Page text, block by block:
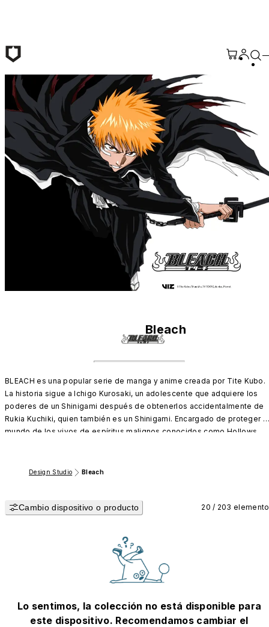
Bleach
BLEACH es una popular serie de manga y anime creada por Tite Kubo.
La historia sigue a Ichigo Kurosaki, un adolescente que adquiere los
poderes de un Shinigami después de obtenerlos accidentalmente de
Rukia Kuchiki, quien también es un Shinigami. Encargado de proteger
mundo de los vivos de espíritus malignos conocidos como Hollows,
personajes cautivadores, intensas batallas y un complejo desarrollo
Design Studio Bleach
Cambio dispositivo o producto 20 / 203
Lo sentimos, la colección no está disponible para
este dispositivo. Recomendamos cambiar el